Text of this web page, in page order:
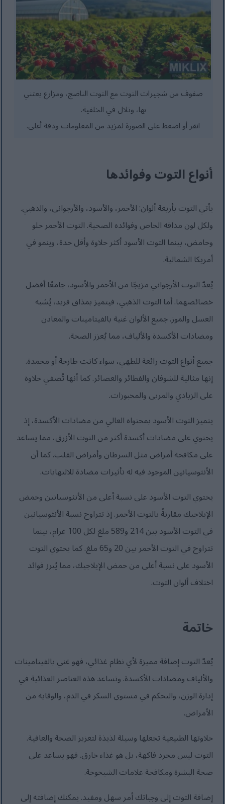
صفوف من شجيرات التوت مع التوت الناضج، ومزارع يعتني
بها، وتلال في الخلفية.
انقر أو اضغط على الصورة لمزيد من المعلومات ودقة أعلى.
أنواع التوت وفوائدها
يأتي التوت بأربعة ألوان: الأحمر، والأسود، والأرجواني، والذهبي.
ولكل لون مذاقه الخاص وفوائده الصحية. التوت الأحمر حلو
وحامض، بينما التوت الأسود أكثر حلاوة وأقل حدة، وينمو في
أمريكا الشمالية.
يُعدّ التوت الأرجواني مزيجًا من الأحمر والأسود، جامعًا أفضل
خصائصهما. أما التوت الذهبي، فيتميز بمذاق فريد، يُشبه
العسل والموز. جميع الألوان غنية بالفيتامينات والمعادن
ومضادات الأكسدة والألياف، مما يُعزز الصحة.
جميع أنواع التوت رائعة للطهي، سواء كانت طازجة أو مجمدة.
إنها مثالية للشوفان والفطائر والعصائر. كما أنها تُضفي حلاوة
على الزبادي والمربى والمخبوزات.
يتميز التوت الأسود بمحتواه العالي من مضادات الأكسدة، إذ
يحتوي على مضادات أكسدة أكثر من التوت الأزرق، مما يساعد
على مكافحة أمراض مثل السرطان وأمراض القلب. كما أن
الأنثوسيانين الموجود فيه له تأثيرات مضادة للالتهابات.
يحتوي التوت الأسود على نسبة أعلى من الأنثوسيانين وحمض
الإيلاجيك مقارنةً بالتوت الأحمر. إذ تتراوح نسبة الأنثوسيانين
في التوت الأسود بين 214 و589 ملغ لكل 100 غرام، بينما
تتراوح في التوت الأحمر بين 20 و65 ملغ. كما يحتوي التوت
الأسود على نسبة أعلى من حمض الإيلاجيك، مما يُبرز فوائد
اختلاف ألوان التوت.
خاتمة
يُعدّ التوت إضافة مميزة لأي نظام غذائي، فهو غني بالفيتامينات
والألياف ومضادات الأكسدة. وتساعد هذه العناصر الغذائية في
إدارة الوزن، والتحكم في مستوى السكر في الدم، والوقاية من
الأمراض.
حلاوتها الطبيعية تجعلها وسيلة لذيذة لتعزيز الصحة والعافية.
التوت ليس مجرد فاكهة، بل هو غذاء خارق. فهو يساعد على
صحة البشرة ومكافحة علامات الشيخوخة.
إضافة التوت إلى وجباتك أمر سهل ومفيد. يمكنك إضافته إلى